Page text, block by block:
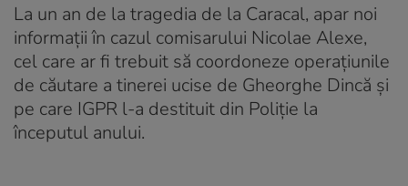
La un an de la tragedia de la Caracal, apar noi
informații în cazul comisarului Nicolae Alexe,
cel care ar fi trebuit să coordoneze operațiunile
de căutare a tinerei ucise de Gheorghe Dincă și
pe care IGPR l-a destituit din Poliție la
începutul anului.